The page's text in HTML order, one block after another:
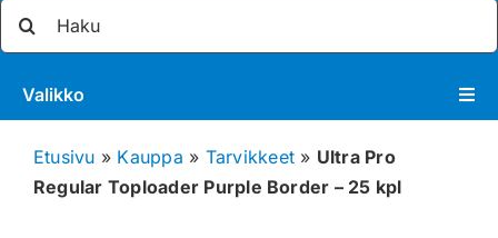
Valikko
Pokémon
Muut keräilykortit
Etusivu » Kauppa » Tarvikkeet » Ultra Pro
Regular Toploader Purple Border – 25 kpl